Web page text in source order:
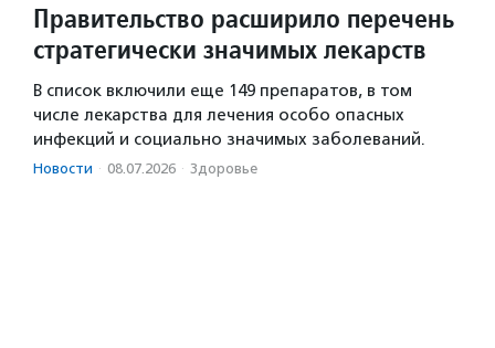
Правительство расширило перечень
стратегически значимых лекарств
В список включили еще 149 препаратов, в том
числе лекарства для лечения особо опасных
инфекций и социально значимых заболеваний.
Новости · 08.07.2026 · Здоровье